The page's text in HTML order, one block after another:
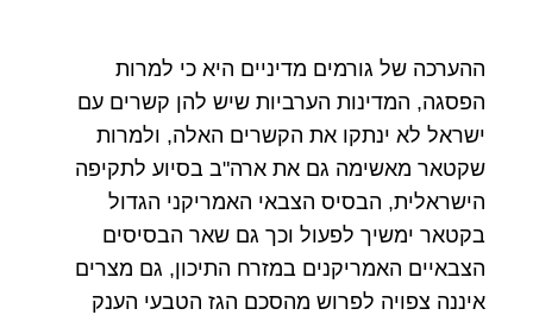
ההערכה של גורמים מדיניים היא כי למרות
הפסגה, המדינות הערביות שיש להן קשרים עם
ישראל לא ינתקו את הקשרים האלה, ולמרות
שקטאר מאשימה גם את ארה"ב בסיוע לתקיפה
הישראלית, הבסיס הצבאי האמריקני הגדול
בקטאר ימשיך לפעול וכך גם שאר הבסיסים
הצבאיים האמריקנים במזרח התיכון, גם מצרים
איננה צפויה לפרוש מהסכם הגז הטבעי הענק